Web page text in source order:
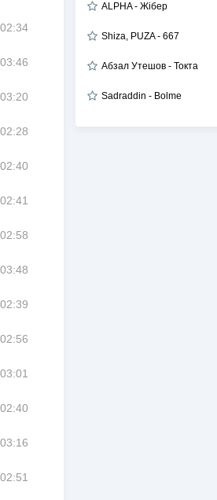
02:34
03:46
03:20
02:28
02:40
02:41
02:58
03:48
02:39
02:56
03:01
02:40
03:16
02:51
ALPHA - Жібер
Shiza, PUZA - 667
Абзал Утешов - Токта
Sadraddin - Bolme